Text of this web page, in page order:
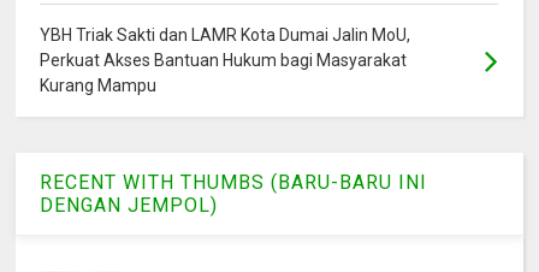
YBH Triak Sakti dan LAMR Kota Dumai Jalin MoU,
Perkuat Akses Bantuan Hukum bagi Masyarakat
Kurang Mampu
RECENT WITH THUMBS (BARU-BARU INI
DENGAN JEMPOL)